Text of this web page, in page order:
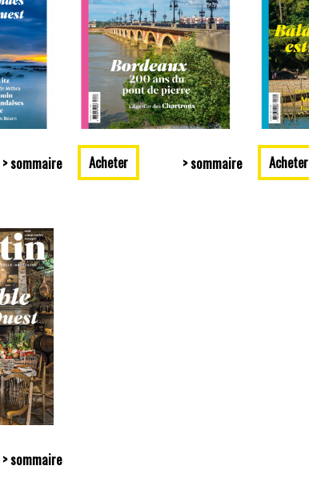
> sommaire > sommaire
Acheter Acheter
> sommaire